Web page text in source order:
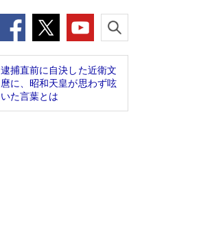
逮捕直前に自決した近衛文
麿に、昭和天皇が思わず呟
いた言葉とは